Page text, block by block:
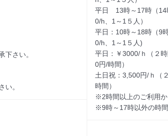
平日 13時～17時（14
0/h、1～1５人）
平日：10時～18時（9
0/h、1～1５人)
平日：￥3000/ｈ（２
0円/時間）
土日祝：3,500円/ｈ（
時間）
※2時間以上のご利用か
※9時～17時以外の時
下さい。
い。